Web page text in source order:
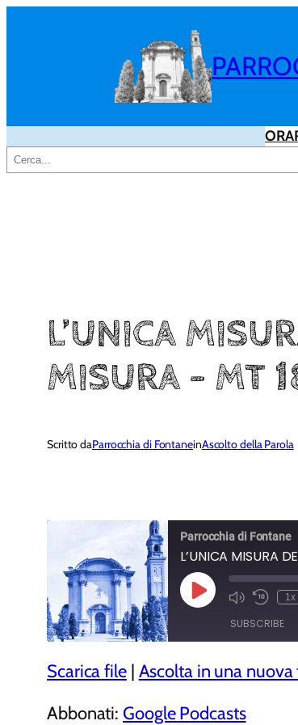
Cerca
L’UNICA
MISURA – MT
Scritto daParrocchia di FontaneinAscolto della Parola
Parrocchia di Fontane
L’UNICA MISURA
Play
Episode
1x
SUBSCRIBE
Google Podcasts
RSS FEED
SHARE
LINK
Scarica file| Ascolta in una nuova
Abbonati:Google Podcasts